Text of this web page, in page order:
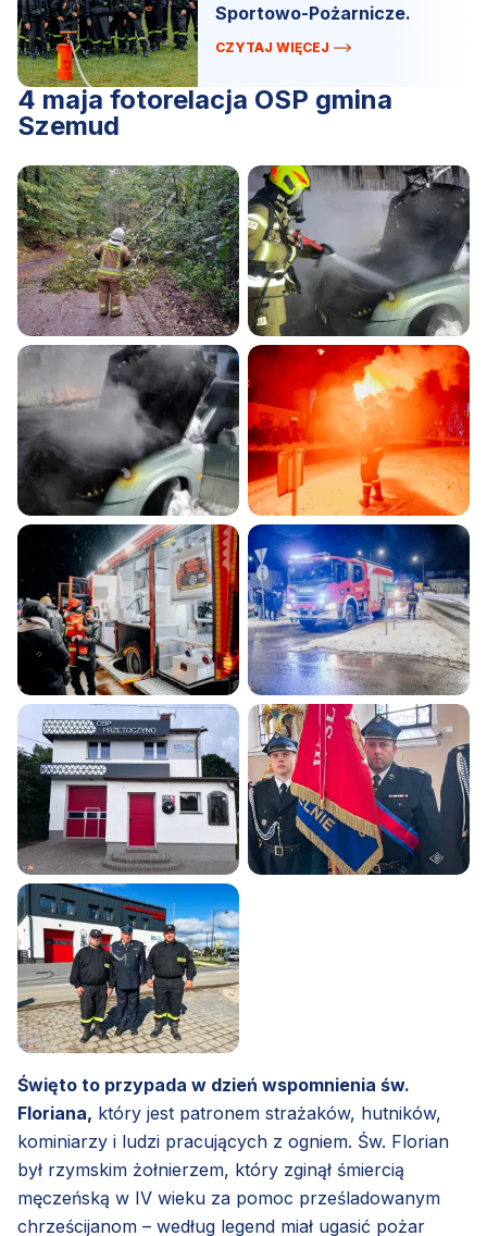
Sportowo-Pożarnicze.
CZYTAJ WIĘCEJ
4 maja fotorelacja OSP gmina
Szemud
Święto to przypada w dzień wspomnienia św.
Floriana, który jest patronem strażaków, hutników,
kominiarzy i ludzi pracujących z ogniem. Św. Florian
był rzymskim żołnierzem, który zginął śmiercią
męczeńską w IV wieku za pomoc prześladowanym
chrześcijanom – według legend miał ugasić pożar